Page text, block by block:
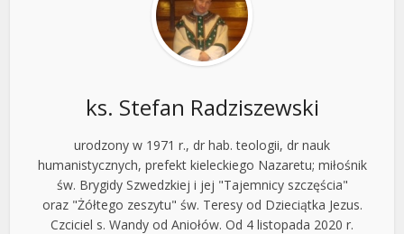
ks. Stefan Radziszewski
urodzony w 1971 r., dr hab. teologii, dr nauk
humanistycznych, prefekt kieleckiego Nazaretu; miłośnik
św. Brygidy Szwedzkiej i jej "Tajemnicy szczęścia"
oraz "Żółtego zeszytu" św. Teresy od Dzieciątka Jezus.
Czciciel s. Wandy od Aniołów. Od 4 listopada 2020 r.